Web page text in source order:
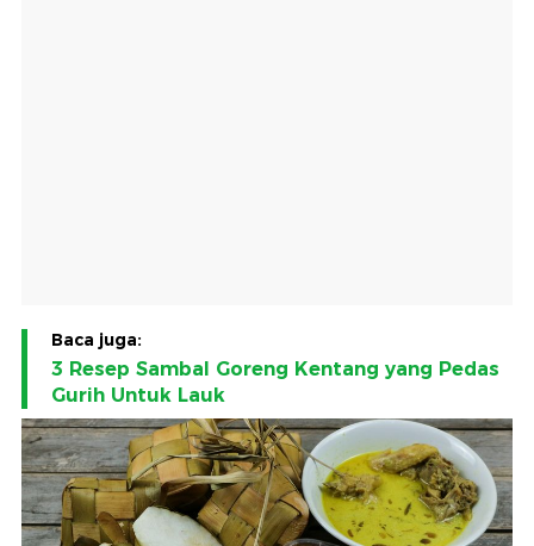
Baca juga:
3 Resep Sambal Goreng Kentang yang Pedas
Gurih Untuk Lauk